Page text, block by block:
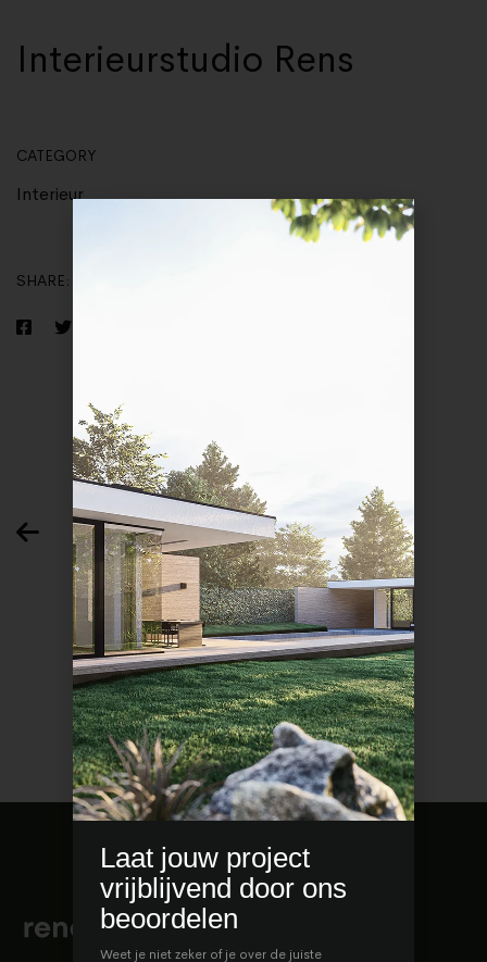
Interieurstudio Rens
CATEGORY
Interieur
SHARE:
OAK apartments Ibiza
Laat jouw project
vrijblijvend door ons
beoordelen
Weet je niet zeker of je over de juiste